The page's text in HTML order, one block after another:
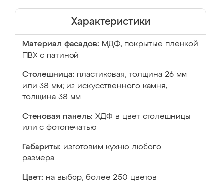
Характеристики
Материал фасадов: МДФ, покрытые плёнкой
ПВХ с патиной
Столешница: пластиковая, толщина 26 мм
или 38 мм; из искусственного камня,
толщина 38 мм
Стеновая панель: ХДФ в цвет столешницы
или с фотопечатью
Габариты: изготовим кухню любого
размера
Цвет: на выбор, более 250 цветов